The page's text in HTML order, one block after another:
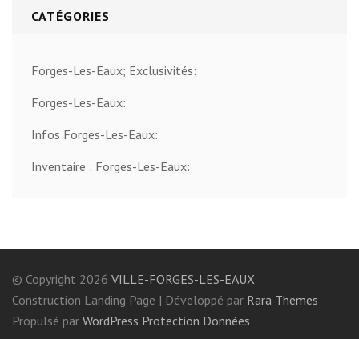
CATÉGORIES
Forges-Les-Eaux; Exclusivités:
Forges-Les-Eaux:
Infos Forges-Les-Eaux:
Inventaire : Forges-Les-Eaux:
© Copyright 2026 VILLE-FORGES-LES-EAUX
Construction Landing Page | Développé par Rara Themes
Propulsé par WordPress Protection Données